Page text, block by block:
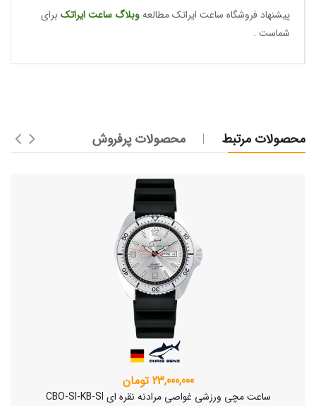
پیشنهاد فروشگاه ساعت ایراتک مطالعهوبلاگ ساعتایراتک برای
شماست .
محصولات مرتبط محصولات پرفروش
23,000,000 تومان
ساعت مچی ورزشی غواصی مرادنه نقره ای CBO-SI-KB-SI